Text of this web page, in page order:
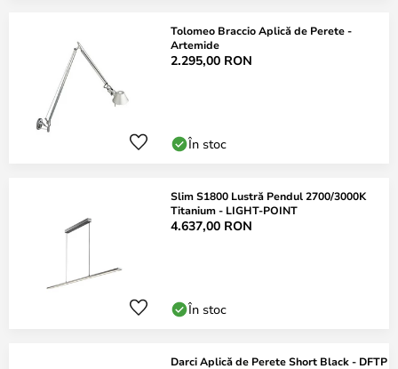
Tolomeo Braccio Aplică de Perete -
Artemide
2.295,00 RON
În stoc
Slim S1800 Lustră Pendul 2700/3000K
Titanium - LIGHT-POINT
4.637,00 RON
În stoc
Darci Aplică de Perete Short Black - DFTP